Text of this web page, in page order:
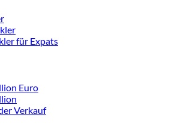
für Expats
Euro
Verkauf